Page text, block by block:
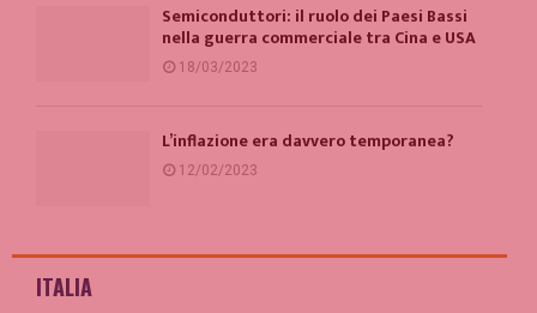
Semiconduttori: il ruolo dei Paesi Bassi
nella guerra commerciale tra Cina e USA
18/03/2023
L’inflazione era davvero temporanea?
12/02/2023
ITALIA